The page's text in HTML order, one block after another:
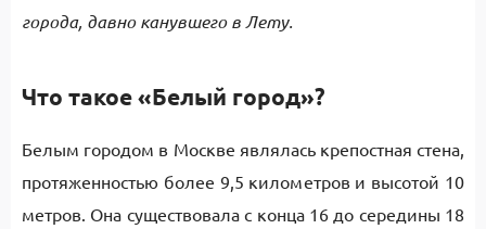
города, давно канувшего в Лету.
Что такое «Белый город»?
Белым городом в Москве являлась крепостная стена,
протяженностью более 9,5 километров и высотой 10
метров. Она существовала с конца 16 до середины 18